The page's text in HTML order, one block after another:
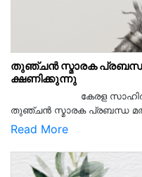
തുഞ്ചൻ സ്മാരക
ക്ഷണിക്കുന്നു
കേരള സാഹിത്യ
തുഞ്ചൻ സ്മാരക പ്രബന്ധ
Read More